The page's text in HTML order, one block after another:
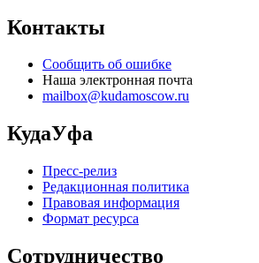
Контакты
Сообщить об ошибке
Наша электронная почта
mailbox@kudamoscow.ru
КудаУфа
Пресс-релиз
Редакционная политика
Правовая информация
Формат ресурса
Сотрудничество